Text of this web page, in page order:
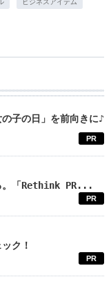
ビジネスアイテム
子の日」を前向きに♪
PR
。「Rethink PR...
PR
ク！
PR